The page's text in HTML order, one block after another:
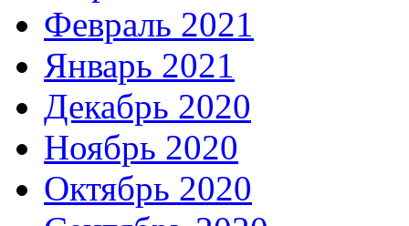
Февраль 2021
Январь 2021
Декабрь 2020
Ноябрь 2020
Октябрь 2020